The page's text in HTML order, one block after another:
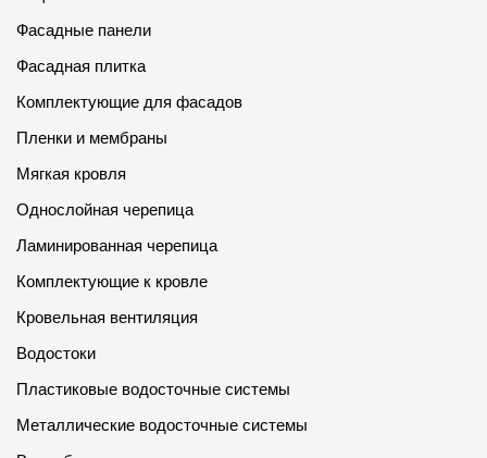
О компании
Контакты
Награды
Отправка рекламации
Предложения по сотрудничеству
Вакансии
Фасадные панели
Фасадная плитка
Комплектующие для фасадов
Пленки и мембраны
Мягкая кровля
Однослойная черепица
Ламинированная черепица
Комплектующие к кровле
Кровельная вентиляция
Водостоки
Пластиковые водосточные системы
Металлические водосточные системы